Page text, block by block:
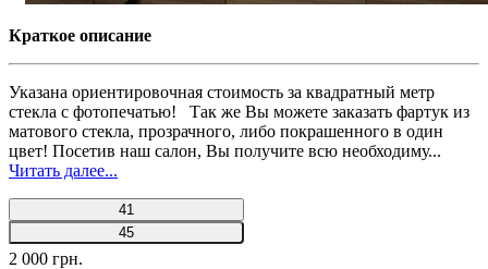
Краткое описание
Указана ориентировочная стоимость за квадратный метр
стекла с фотопечатью! Так же Вы можете заказать фартук из
матового стекла, прозрачного, либо покрашенного в один
цвет! Посетив наш салон, Вы получите всю необходиму...
Читать далее...
41
45
2 000 грн.